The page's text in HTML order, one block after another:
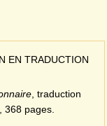
EN TRADUCTION
, traduction
368 pages.